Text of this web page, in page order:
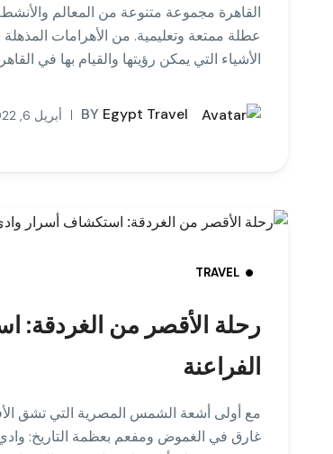
القاهرة مجموعة متنوعة من المعالم والأنشطة
عطلة ممتعة وتعليمية. من الأهرامات
الأشياء التي يمكن رؤيتها والقيام بها في
BY Egypt Travel أبريل 6, 2022 10:19 صباحًا
TRAVEL
رحلة الأقصر من الغردقة:
الفراعنة
مع أولى أشعة الشمس المصرية التي تشق
غارق في الغموض ومفعم بعظمة التاريخ: وادي